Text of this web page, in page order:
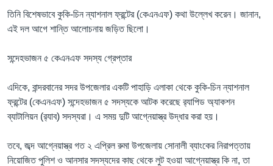
তিনি বিশেষভাবে কুকি-চিন ন্যাশনাল ফ্রন্টের (কেএনএফ) কথা উল্লেখ করেন। জানান,
এই দল আগে শান্তি আলোচনায় জড়িত ছিলো।
সন্দেহভাজন ৫ কেএনএফ সদস্য গ্রেপ্তার
এদিকে, বান্দরবানের সদর উপজেলার একটি পাহাড়ি এলাকা থেকে কুকি-চিন ন্যাশনাল
ফ্রন্টের (কেএনএফ) সন্দেহভাজন ৫ সদস্যকে আটক করেছে র‌্যাপিড অ্যাকশন
ব্যাটালিয়ন (র‌্যাব) সদস্যরা। এ সময় দুটি আগ্নেয়াস্ত্র উদ্ধার করা হয়।
তবে, জব্দ আগ্নেয়াস্ত্র গত ২ এপ্রিল রুমা উপজেলায় সোনালী ব্যাংকের নিরাপত্তায়
নিয়োজিত পুলিশ ও আনসার সদস্যদের কাছ থেকে লুট হওয়া আগ্নেয়াস্ত্র কি না, তা